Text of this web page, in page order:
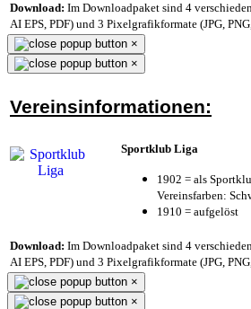
Download: Im Downloadpaket sind 4
AI EPS, PDF) und 3 Pixelgrafikformate (JPG,
×
×
Vereinsinformationen:
Sportklub Liga
1902 = als
Vereinsfarben:
1910 = aufgelöst
Download: Im Downloadpaket sind 4
AI EPS, PDF) und 3 Pixelgrafikformate (JPG,
×
×